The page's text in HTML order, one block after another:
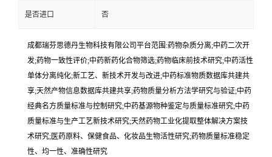
是否进口 否
成都瑞芬思德丹生物科技有限公司平台范围:药物杂质分离;中药二次开
发;药物一致性评价;中药新药化合物筛选;药物临床前技术研究;中药活性
单体分离纯化;新工艺、新技术开发与改进;中药标准物质数据库共建共
享;天然产物信息数据库共建共享;药物质量分析方法学研究与验证;中药
经典名方质量标准与控制研究;中药基源物种鉴定与质量标准研究;中药
质量标准与生产工艺新技术研究;天然药物工业化提取整体解决方案技
术研究;医药原料、保健食品、化妆品生物活性研究;药物质量标准稳定
性、均一性、准确性研究